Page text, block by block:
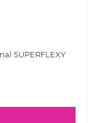
SUPERFLEXY